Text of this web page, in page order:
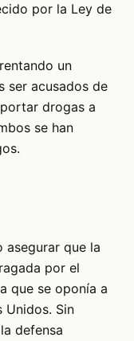
por la Ley de
un
ser acusados de
drogas a
se han
asegurar que la
por el
que se oponía a
Unidos. Sin
defensa